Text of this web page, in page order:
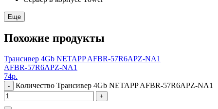
Еще
Похожие продукты
Трансивер 4Gb NETAPP AFBR-57R6APZ-NA1
AFBR-57R6APZ-NA1
74р.
- Количество Трансивер 4Gb NETAPP AFBR-57R6APZ-NA1
+